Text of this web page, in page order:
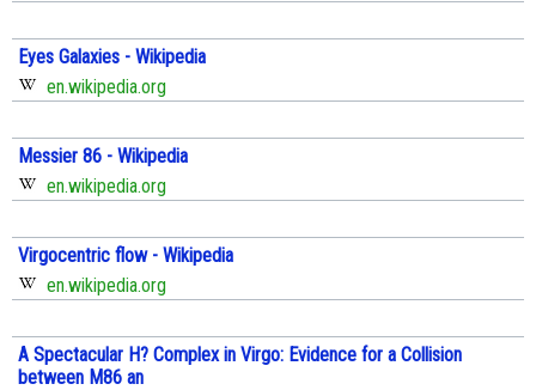
Eyes Galaxies - Wikipedia
en.wikipedia.org
Messier 86 - Wikipedia
en.wikipedia.org
Virgocentric flow - Wikipedia
en.wikipedia.org
A Spectacular H? Complex in Virgo: Evidence for a Collision
between M86 an